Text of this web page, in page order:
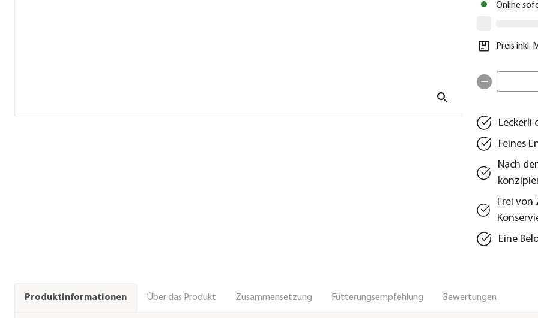
Online
Preis inkl.
Leckerli
Feines
Nach
Frei von
Eine
Produktinformationen Über das Produkt Zusammensetzung Fütterungsempfehlung Bewertungen